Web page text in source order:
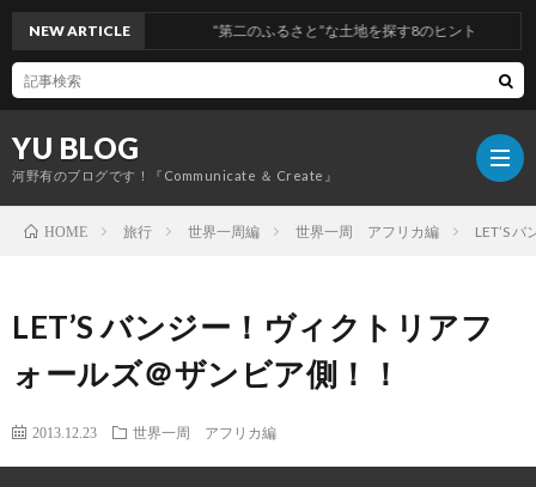
YU BLOG
河野有のブログです！『Communicate ＆ Create』
NEW ARTICLE “第二のふるさと”な土地を探す8のヒント
HOME 旅行 世界一周編 世界一周 アフリカ編 LET’S
LET’S バンジー！ヴィクトリアフ
ォールズ＠ザンビア側！！
2013.12.23 世界一周 アフリカ編